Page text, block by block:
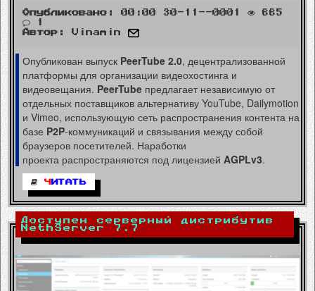
Опубликовано: 00:00 30-11--0001
665
1
Автор:
Vinamin
Опубликован выпуск PeerTube 2.0, децентрализованной
платформы для организации видеохостинга и
видеовещания. PeerTube предлагает независимую от
отдельных поставщиков альтернативу YouTube, Dailymotion
и Vimeo, использующую сеть распространения контента на
базе P2P-коммуникаций и связывания между собой
браузеров посетителей. Наработки
проекта распространяются под лицензией AGPLv3.
Ч ИТАТЬ
Доступен серверный дистрибутив
NethServer 7.7